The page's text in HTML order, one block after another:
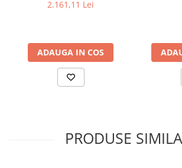
Set unelte de masurare
Instrumente de frezat
Instrumente de găurit
2.161,11 Lei
ADAUGA IN COS
PRODUSE